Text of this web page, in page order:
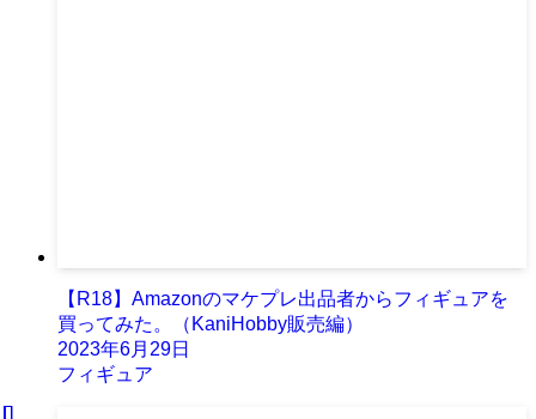
【R18】Amazonのマケプレ出品者からフィギュアを
買ってみた。（KaniHobby販売編）
2023年6月29日
フィギュア